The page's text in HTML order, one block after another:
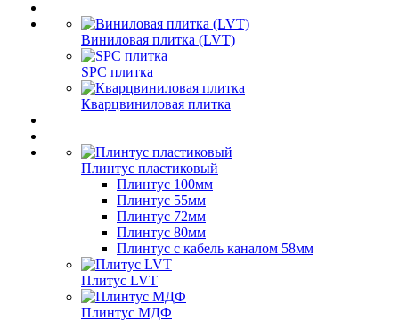
Виниловая плитка (LVT)
SPC плитка
Кварцвиниловая плитка
Плинтус пластиковый
Плинтус 100мм
Плинтус 55мм
Плинтус 72мм
Плинтус 80мм
Плинтус с кабель каналом 58мм
Плитус LVT
Плинтус МДФ